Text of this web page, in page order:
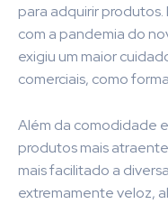
para adquirir produtos.
com a pandemia do
exigiu um maior
comerciais, como
Além da comodidade
produtos mais
mais facilitado a
extremamente veloz,